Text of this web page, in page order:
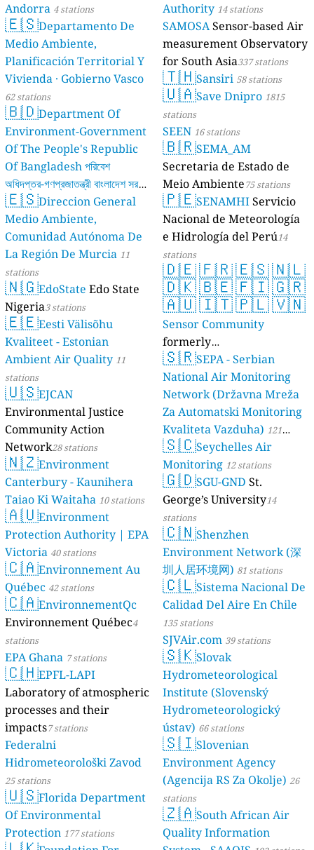
Andorra 4 stations
🇪🇸Departamento De
Medio Ambiente,
Planificación Territorial Y
Vivienda · Gobierno Vasco
62 stations
🇧🇩Department Of
Environment-Government
Of The People's Republic
Of Bangladesh পরিবেশ
অধিদপ্তর-গণপ্রজাতন্ত্রী বাংলাদেশ সরকার
17 stations
🇪🇸Direccion General
Medio Ambiente,
Comunidad Autónoma De
La Región De Murcia 11
stations
🇳🇬EdoState Edo State
Nigeria3 stations
🇪🇪Eesti Välisõhu
Kvaliteet - Estonian
Ambient Air Quality 11
stations
🇺🇸EJCAN
Environmental Justice
Community Action
Network28 stations
🇳🇿Environment
Canterbury - Kaunihera
Taiao Ki Waitaha 10 stations
🇦🇺Environment
Protection Authority | EPA
Victoria 40 stations
🇨🇦Environnement Au
Québec 42 stations
🇨🇦EnvironnementQc
Environnement Québec4
stations
EPA Ghana 7 stations
🇨🇭EPFL-LAPI
Laboratory of atmospheric
processes and their
impacts7 stations
Federalni
Hidrometeorološki Zavod
25 stations
🇺🇸Florida Department
Of Environmental
Protection 177 stations
Authority 14 stations
SAMOSASensor-based Air
measurement Observatory
for South Asia337 stations
🇹🇭Sansiri 58 stations
🇺🇦Save Dnipro 1815
stations
SEEN 16 stations
🇧🇷SEMA_AM
Secretaria de Estado de
Meio Ambiente75 stations
🇵🇪SENAMHIServicio
Nacional de Meteorología
e Hidrología del Perú14
stations
🇩🇪🇫🇷🇪🇸🇳🇱
🇩🇰🇧🇪🇫🇮🇬🇷
🇦🇺🇮🇹🇵🇱🇻🇳
Sensor Community
formerly
luftdaten.info35821 stations
🇸🇷SEPA - Serbian
National Air Monitoring
Network (Državna Mreža
Za Automatski Monitoring
Kvaliteta Vazduha) 121
stations
🇸🇨Seychelles Air
Monitoring 12 stations
🇬🇩SGU-GND St.
George’s University14
stations
🇨🇳Shenzhen
Environment Network (深
圳人居环境网) 81 stations
🇨🇱Sistema Nacional De
Calidad Del Aire En Chile
135 stations
SJVAir.com 39 stations
🇸🇰Slovak
Hydrometeorological
Institute (Slovenský
Hydrometeorologický
ústav) 66 stations
🇸🇮Slovenian
Environment Agency
(Agencija RS Za Okolje) 26
stations
🇿🇦South African Air
Quality Information